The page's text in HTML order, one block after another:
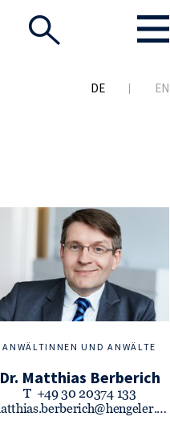
DE EN
ANWÄLTINNEN UND ANWÄLTE
Dr. Matthias Berberich
T +49 30 20374 133
matthias.berberich@hengeler.com